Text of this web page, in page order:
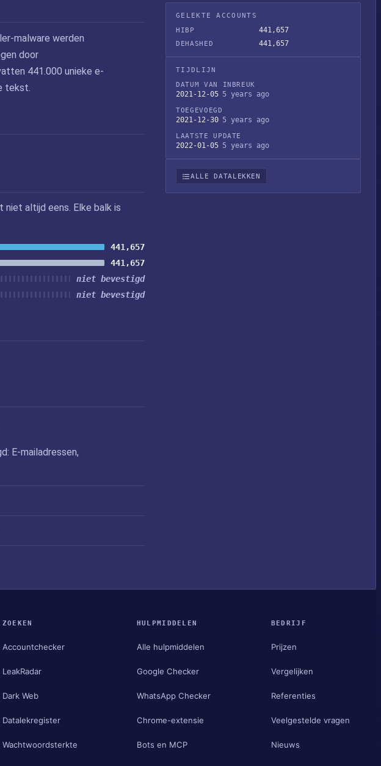
malware werden
door
441.000 unieke e-
tekst.
niet altijd eens. Elke balk is
441,657
441,657
niet bevestigd
niet bevestigd
E-mailadressen,
GELEKTE ACCOUNTS
HIBP
441,657
DEHASHED 441,657
TIJDLIJN
DATUM VAN INBREUK
2021-12-05 5 years ago
TOEGEVOEGD
2021-12-30 5 years ago
LAATSTE UPDATE
2022-01-05 5 years ago
ALLE DATALEKKEN
ZOEKEN
Accountchecker
LeakRadar
Dark Web
Datalekregister
Wachtwoordsterkte
HULPMIDDELEN
Alle hulpmiddelen
Google Checker
WhatsApp Checker
Chrome-extensie
Bots en MCP
BEDRIJF
Prijzen
Vergelijken
Referenties
Veelgestelde vragen
Nieuws